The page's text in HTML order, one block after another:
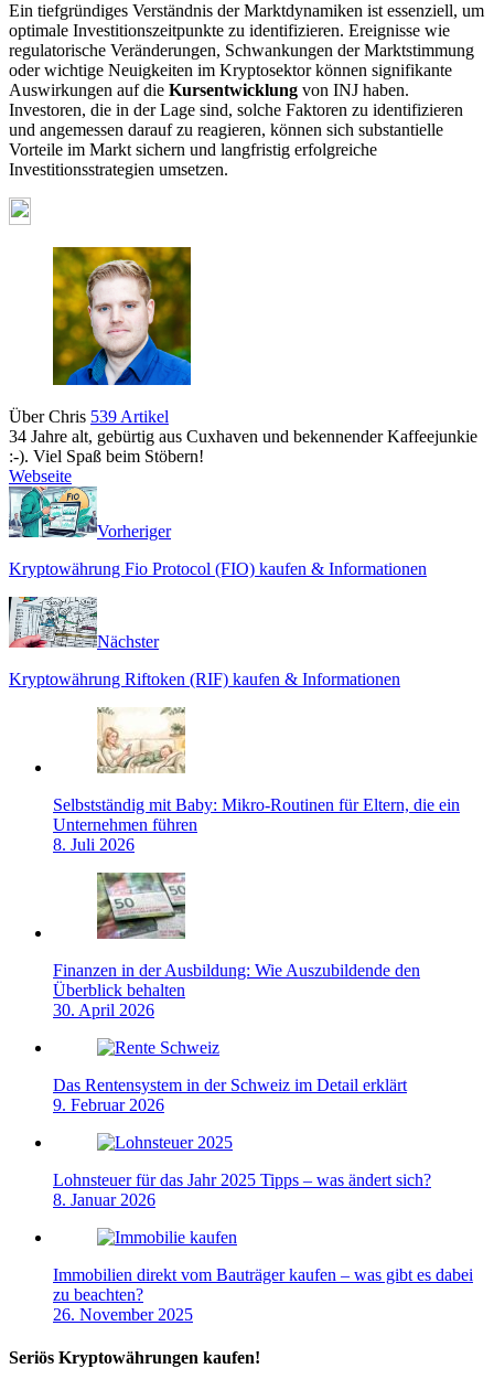
Ein tiefgründiges Verständnis der Marktdynamiken ist essenziell, um
optimale Investitionszeitpunkte zu identifizieren. Ereignisse wie
regulatorische Veränderungen, Schwankungen der Marktstimmung
oder wichtige Neuigkeiten im Kryptosektor können signifikante
Auswirkungen auf die Kursentwicklung von INJ haben.
Investoren, die in der Lage sind, solche Faktoren zu identifizieren
und angemessen darauf zu reagieren, können sich substantielle
Vorteile im Markt sichern und langfristig erfolgreiche
Investitionsstrategien umsetzen.
Über Chris 539 Artikel
34 Jahre alt, gebürtig aus Cuxhaven und bekennender Kaffeejunkie
:-). Viel Spaß beim Stöbern!
Webseite
Vorheriger
Kryptowährung Fio Protocol (FIO) kaufen & Informationen
Nächster
Kryptowährung Riftoken (RIF) kaufen & Informationen
Selbstständig mit Baby: Mikro-Routinen für Eltern, die ein
Unternehmen führen
8. Juli 2026
Finanzen in der Ausbildung: Wie Auszubildende den
Überblick behalten
30. April 2026
Das Rentensystem in der Schweiz im Detail erklärt
9. Februar 2026
Lohnsteuer für das Jahr 2025 Tipps – was ändert sich?
8. Januar 2026
Immobilien direkt vom Bauträger kaufen – was gibt es dabei
zu beachten?
26. November 2025
Seriös Kryptowährungen kaufen!